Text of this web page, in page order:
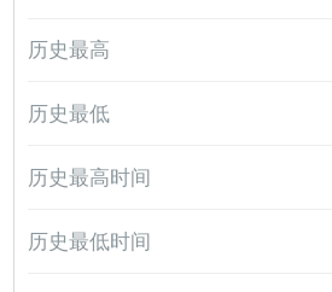
历史最高
历史最低
历史最高时间
历史最低时间